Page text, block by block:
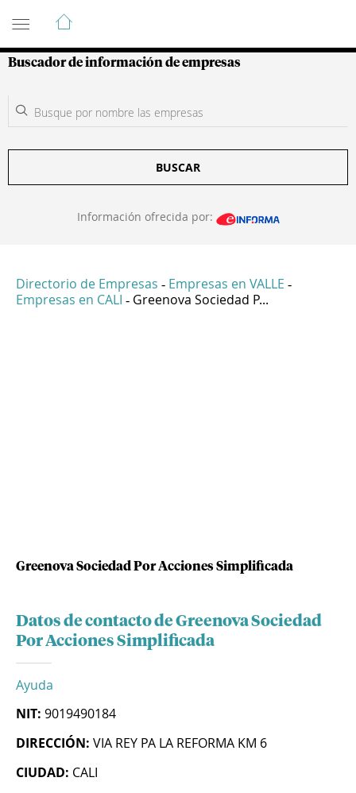
Guía de Empresas Colombianas
Buscador de información de empresas
BUSCAR
Información ofrecida por:
Directorio de Empresas - Empresas en VALLE -
Empresas en CALI - Greenova Sociedad P...
Greenova Sociedad Por Acciones Simplificada
Datos de contacto de Greenova Sociedad
Por Acciones Simplificada
Ayuda
NIT: 9019490184
DIRECCIÓN: VIA REY PA LA REFORMA KM 6
CIUDAD: CALI